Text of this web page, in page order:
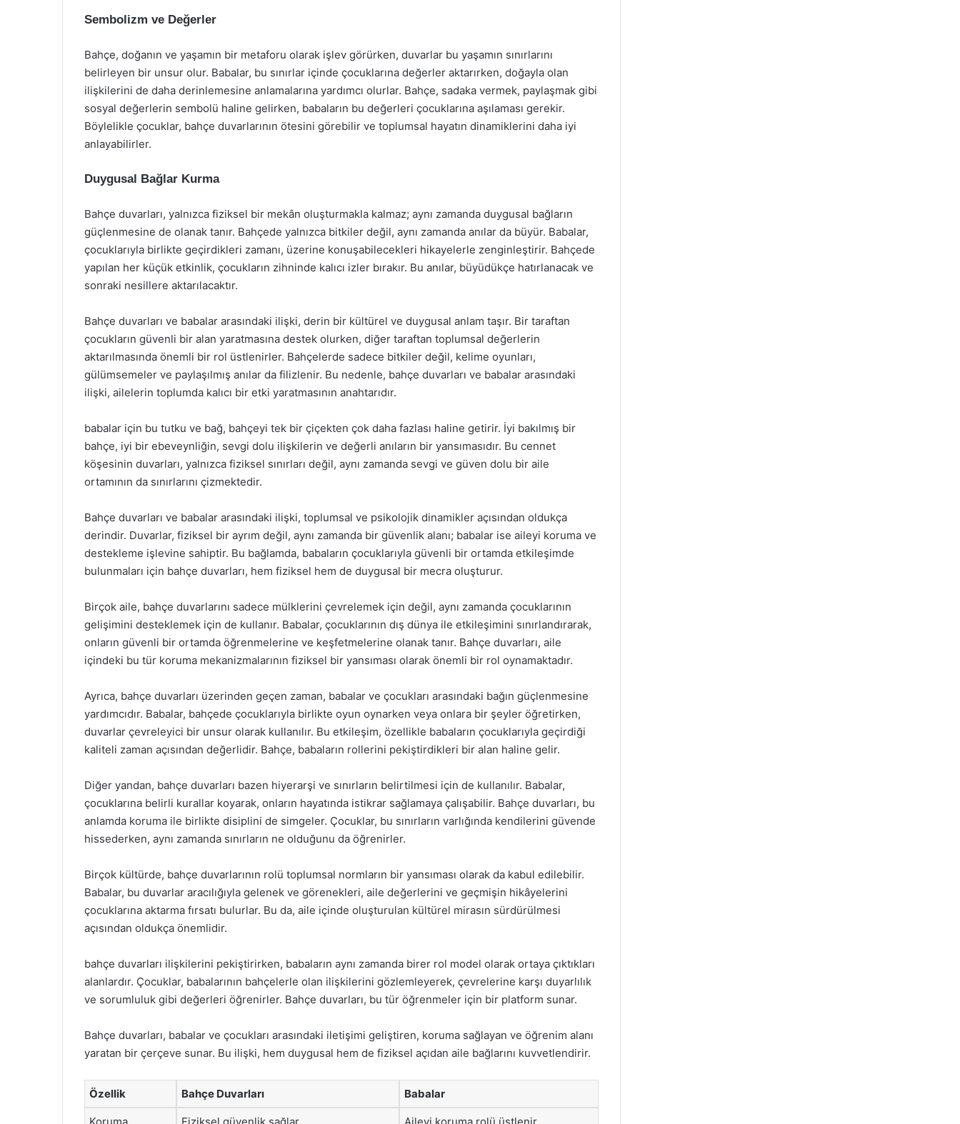
Sembolizm ve Değerler
Bahçe, doğanın ve yaşamın bir metaforu olarak işlev görürken, duvarlar bu yaşamın sınırlarını
belirleyen bir unsur olur. Babalar, bu sınırlar içinde çocuklarına değerler aktarırken, doğayla olan
ilişkilerini de daha derinlemesine anlamalarına yardımcı olurlar. Bahçe, sadaka vermek, paylaşmak gibi
sosyal değerlerin sembolü haline gelirken, babaların bu değerleri çocuklarına aşılaması gerekir.
Böylelikle çocuklar, bahçe duvarlarının ötesini görebilir ve toplumsal hayatın dinamiklerini daha iyi
anlayabilirler.
Duygusal Bağlar Kurma
Bahçe duvarları, yalnızca fiziksel bir mekân oluşturmakla kalmaz; aynı zamanda duygusal bağların
güçlenmesine de olanak tanır. Bahçede yalnızca bitkiler değil, aynı zamanda anılar da büyür. Babalar,
çocuklarıyla birlikte geçirdikleri zamanı, üzerine konuşabilecekleri hikayelerle zenginleştirir. Bahçede
yapılan her küçük etkinlik, çocukların zihninde kalıcı izler bırakır. Bu anılar, büyüdükçe hatırlanacak ve
sonraki nesillere aktarılacaktır.
Bahçe duvarları ve babalar arasındaki ilişki, derin bir kültürel ve duygusal anlam taşır. Bir taraftan
çocukların güvenli bir alan yaratmasına destek olurken, diğer taraftan toplumsal değerlerin
aktarılmasında önemli bir rol üstlenirler. Bahçelerde sadece bitkiler değil, kelime oyunları,
gülümsemeler ve paylaşılmış anılar da filizlenir. Bu nedenle, bahçe duvarları ve babalar arasındaki
ilişki, ailelerin toplumda kalıcı bir etki yaratmasının anahtarıdır.
babalar için bu tutku ve bağ, bahçeyi tek bir çiçekten çok daha fazlası haline getirir. İyi bakılmış bir
bahçe, iyi bir ebeveynliğin, sevgi dolu ilişkilerin ve değerli anıların bir yansımasıdır. Bu cennet
köşesinin duvarları, yalnızca fiziksel sınırları değil, aynı zamanda sevgi ve güven dolu bir aile
ortamının da sınırlarını çizmektedir.
Bahçe duvarları ve babalar arasındaki ilişki, toplumsal ve psikolojik dinamikler açısından oldukça
derindir. Duvarlar, fiziksel bir ayrım değil, aynı zamanda bir güvenlik alanı; babalar ise aileyi koruma ve
destekleme işlevine sahiptir. Bu bağlamda, babaların çocuklarıyla güvenli bir ortamda etkileşimde
bulunmaları için bahçe duvarları, hem fiziksel hem de duygusal bir mecra oluşturur.
Birçok aile, bahçe duvarlarını sadece mülklerini çevrelemek için değil, aynı zamanda çocuklarının
gelişimini desteklemek için de kullanır. Babalar, çocuklarının dış dünya ile etkileşimini sınırlandırarak,
onların güvenli bir ortamda öğrenmelerine ve keşfetmelerine olanak tanır. Bahçe duvarları, aile
içindeki bu tür koruma mekanizmalarının fiziksel bir yansıması olarak önemli bir rol oynamaktadır.
Ayrıca, bahçe duvarları üzerinden geçen zaman, babalar ve çocukları arasındaki bağın güçlenmesine
yardımcıdır. Babalar, bahçede çocuklarıyla birlikte oyun oynarken veya onlara bir şeyler öğretirken,
duvarlar çevreleyici bir unsur olarak kullanılır. Bu etkileşim, özellikle babaların çocuklarıyla geçirdiği
kaliteli zaman açısından değerlidir. Bahçe, babaların rollerini pekiştirdikleri bir alan haline gelir.
Diğer yandan, bahçe duvarları bazen hiyerarşi ve sınırların belirtilmesi için de kullanılır. Babalar,
çocuklarına belirli kurallar koyarak, onların hayatında istikrar sağlamaya çalışabilir. Bahçe duvarları, bu
anlamda koruma ile birlikte disiplini de simgeler. Çocuklar, bu sınırların varlığında kendilerini güvende
hissederken, aynı zamanda sınırların ne olduğunu da öğrenirler.
Birçok kültürde, bahçe duvarlarının rolü toplumsal normların bir yansıması olarak da kabul edilebilir.
Babalar, bu duvarlar aracılığıyla gelenek ve görenekleri, aile değerlerini ve geçmişin hikâyelerini
çocuklarına aktarma fırsatı bulurlar. Bu da, aile içinde oluşturulan kültürel mirasın sürdürülmesi
açısından oldukça önemlidir.
bahçe duvarları ilişkilerini pekiştirirken, babaların aynı zamanda birer rol model olarak ortaya çıktıkları
alanlardır. Çocuklar, babalarının bahçelerle olan ilişkilerini gözlemleyerek, çevrelerine karşı duyarlılık
ve sorumluluk gibi değerleri öğrenirler. Bahçe duvarları, bu tür öğrenmeler için bir platform sunar.
Bahçe duvarları, babalar ve çocukları arasındaki iletişimi geliştiren, koruma sağlayan ve öğrenim alanı
yaratan bir çerçeve sunar. Bu ilişki, hem duygusal hem de fiziksel açıdan aile bağlarını kuvvetlendirir.
Özellik Bahçe Duvarları Babalar